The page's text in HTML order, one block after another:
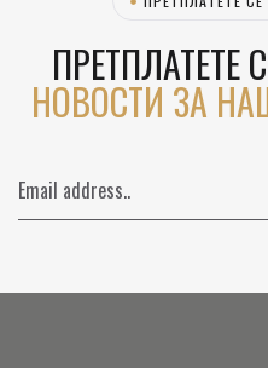
ПРЕТПЛАТЕТЕ
НОВОСТИ ЗА